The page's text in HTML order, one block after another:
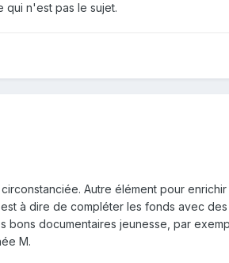
qui n'est pas le sujet.
Autre élément pour
à dire de compléter les fonds avec
bons documentaires jeunesse, par
M.